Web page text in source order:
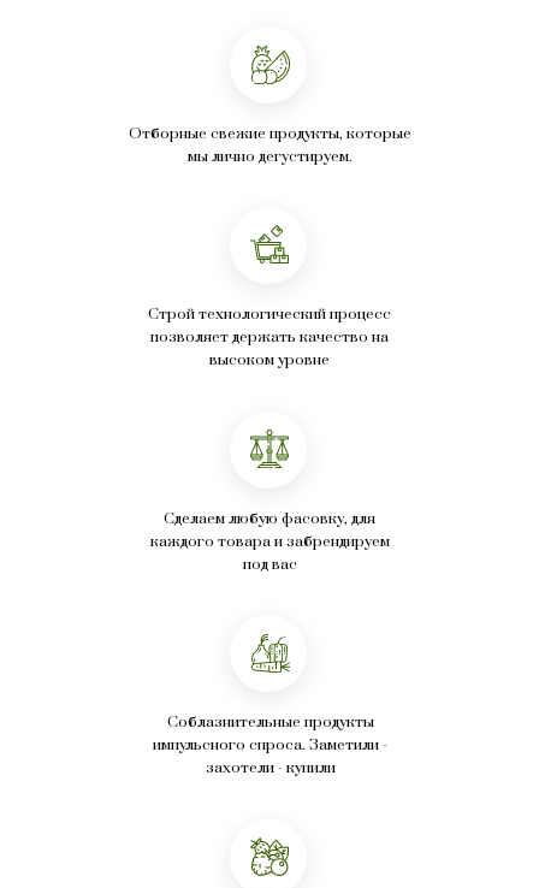
Отборные свежие продукты, которые
мы лично дегустируем.
Строй технологический процесс
позволяет держать качество на
высоком уровне
Сделаем любую фасовку, для
каждого товара и забрендируем
под вас
Соблазнительные продукты
импульсного спроса. Заметили -
захотели - купили